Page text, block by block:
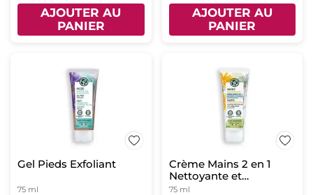
AJOUTER AU
PANIER
AJOUTER AU
PANIER
Gel Pieds Exfoliant
75 ml
Crème Mains 2 en 1
Nettoyante et
Hydratante
75 ml